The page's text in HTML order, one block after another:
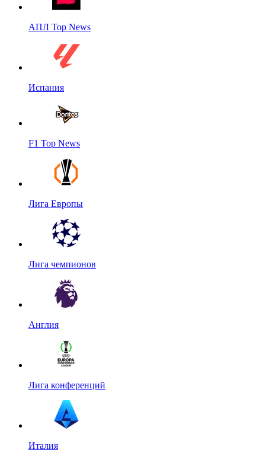
АПЛ Top News
Испания
F1 Top News
Лига Европы
Лига чемпионов
Англия
Лига конференций
Италия